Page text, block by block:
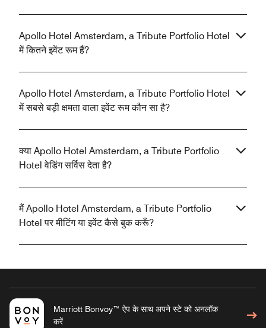
Apollo Hotel Amsterdam, a Tribute Portfolio Hotel
में कितने इवेंट रूम हैं?
Apollo Hotel Amsterdam, a Tribute Portfolio Hotel
में सबसे बड़ी क्षमता वाला इवेंट रूम कौन सा है?
क्या Apollo Hotel Amsterdam, a Tribute Portfolio
Hotel वेडिंग सर्विस देता है?
मैं Apollo Hotel Amsterdam, a Tribute Portfolio
Hotel पर मीटिंग या इवेंट कैसे बुक करूँ?
Marriott Bonvoy™ ऐप के साथ अपने स्टे को अनलॉक
करें